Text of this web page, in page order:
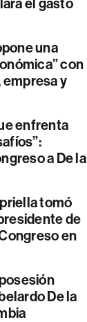
una
con
y
enfrenta
a De la
tomó
de
en
De la